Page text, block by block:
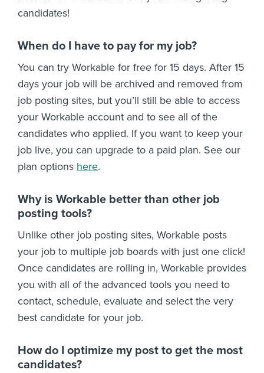
candidates!
When do I have to pay for my job?
You can try Workable for free for 15 days. After 15
days your job will be archived and removed from
job posting sites, but you’ll still be able to access
your Workable account and to see all of the
candidates who applied. If you want to keep your
job live, you can upgrade to a paid plan. See our
plan options here.
Why is Workable better than other job
posting tools?
Unlike other job posting sites, Workable posts
your job to multiple job boards with just one click!
Once candidates are rolling in, Workable provides
you with all of the advanced tools you need to
contact, schedule, evaluate and select the very
best candidate for your job.
How do I optimize my post to get the most
candidates?